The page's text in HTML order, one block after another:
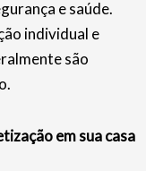
e saúde.
individual e
são
em sua casa